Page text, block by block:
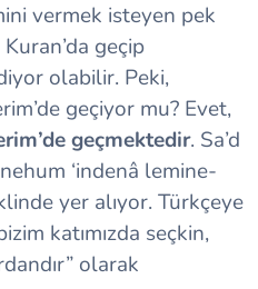
vermek isteyen pek
geçip
olabilir. Peki,
geçiyor mu? Evet,
geçmektedir. Sa’d
‘indenâ lemine-
yer alıyor. Türkçeye
katımızda seçkin,
olarak